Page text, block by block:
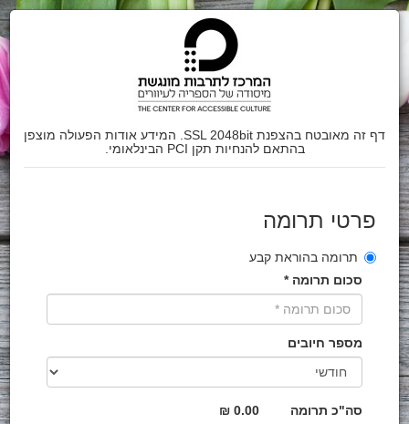
דף זה מאובטח בהצפנת SSL 2048bit. המידע אודות הפעולה מוצפן
בהתאם להנחיות תקן PCI הבינלאומי.
פרטי תרומה
תרומה בהוראת קבע
סכום תרומה *
מספר חיובים
סה"כ תרומה 0.00 ₪